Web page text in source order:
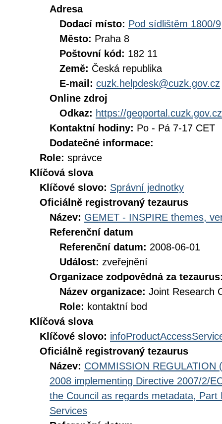
Adresa
Dodací místo: Pod sídlištěm 1800/9
Město: Praha 8
Poštovní kód: 182 11
Země: Česká republika
E-mail: cuzk.helpdesk@cuzk.gov.cz
Online zdroj
Odkaz: https://geoportal.cuzk.gov.cz
Kontaktní hodiny: Po - Pá 7-17 CET
Dodatečné informace:
Role: správce
Klíčová slova
Klíčové slovo: Správní jednotky
Oficiálně registrovaný tezaurus
Název: GEMET - INSPIRE themes,
Referenční datum
Referenční datum: 2008-06-01
Událost: zveřejnění
Organizace zodpovědná za
Název organizace: Joint Research
Role: kontaktní bod
Klíčová slova
Klíčové slovo:
Oficiálně registrovaný tezaurus
Název: COMMISSION REGULATION
2008 implementing Directive 2007/2/
the Council as regards metadata,
Services